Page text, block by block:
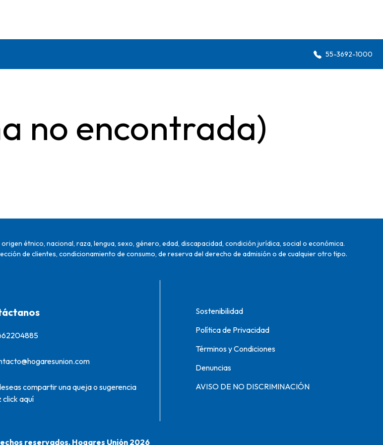
55-3692-1000
no encontrada)
étnico, nacional, raza, lengua, sexo, género, edad, discapacidad, condición jurídica, social o económica.
de clientes, condicionamiento de consumo, de reserva del derecho de admisión o de cualquier otro tipo.
compartir una queja o sugerencia
click aquí
Sostenibilidad
Política de Privacidad
Términos y Condiciones
Denuncias
AVISO DE NO DISCRIMINACIÓN
reservados. Hogares Unión 2026